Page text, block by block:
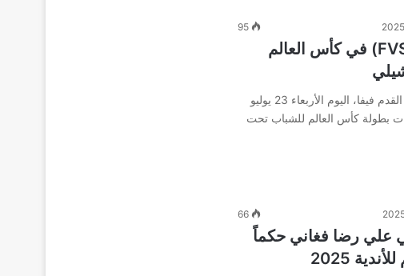
95
فيفا يختبر تقنية (FVS) في كأس العالم
أعلن الاتحاد الدولي لكرة القدم فيفا، اليوم الأربعاء 23 يوليو
بطولة كأس العالم للشباب تحت
66
علي رضا فغاني حكماً
2025